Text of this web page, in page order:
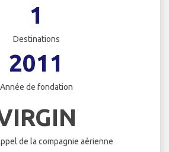
1
Destinations
2011
Année de fondation
de la compagnie aérienne